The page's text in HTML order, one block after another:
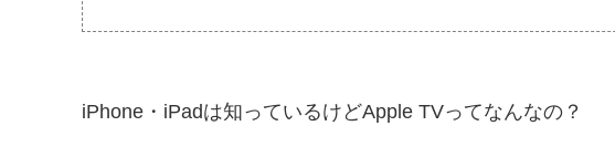
iPhone・iPadは知っているけどApple TVってなんなの？